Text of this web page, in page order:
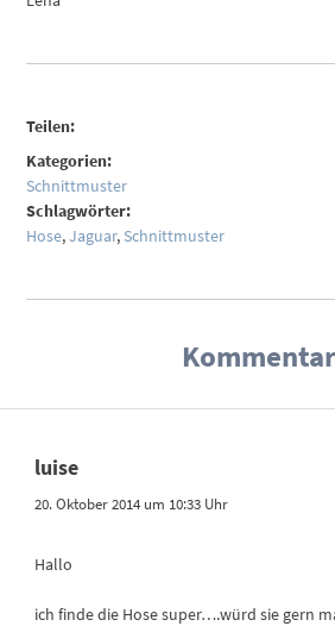
Teilen:
Kategorien:
Schnittmuster
Schlagwörter:
Hose,Jaguar, Schnittmuster
luise
20. Oktober 2014 um 10:33 Uhr
Hallo
ich finde die Hose super….würd sie gern